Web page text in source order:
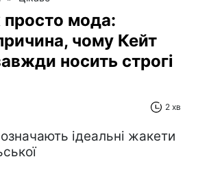
просто мода:
чому Кейт
носить строгі
2 хв
ідеальні жакети